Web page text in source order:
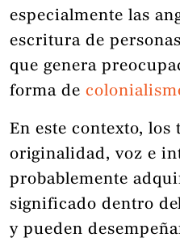
especialmente las
escritura de
que genera
forma de
En este contexto, los
originalidad, voz e
probablemente
significado dentro
y pueden